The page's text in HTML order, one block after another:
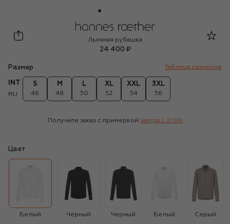
Hannes Roether
Льняная рубашка
24 400 ₽
Размер Таблица размеров
INT
RU
S
46
M
48
L
50
XL
52
XXL
54
3XL
56
Получите заказ с примеркой завтра c 21:00
Цвет
Белый Черный Черный Белый Серый